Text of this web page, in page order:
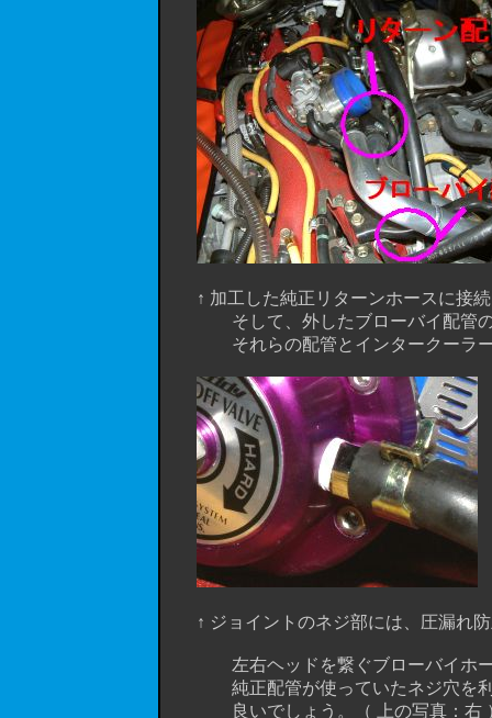
↑ 加工した純正リターンホースに接続
そして、外したブローバイ配管の代
それらの配管とインタークーラーを
↑ ジョイントのネジ部には、圧漏れ防
左右ヘッドを繋ぐブローバイホース
純正配管が使っていたネジ穴を利用
良いでしょう。（ 上の写真：右